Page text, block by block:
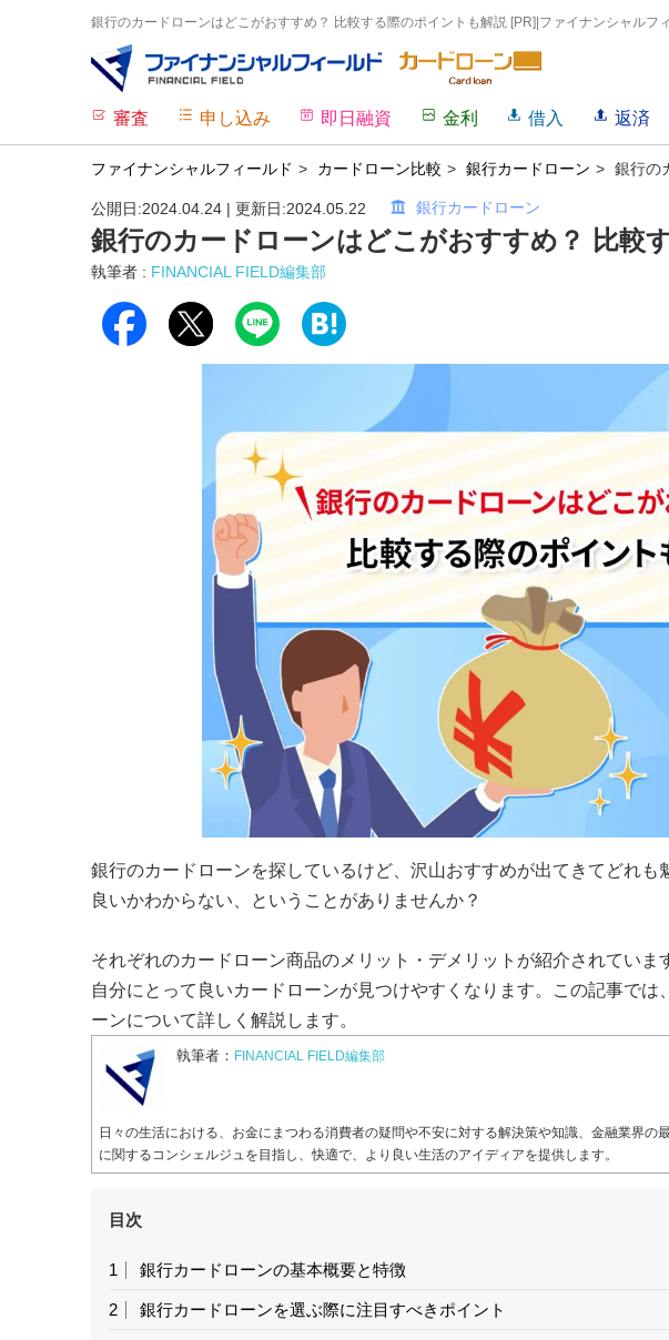
銀行のカードローンはどこがおすすめ？ 比較する際のポイントも解説 [PR]|ファイナンシャルフ
審査 申し込み 即日融資 金利 借入 返済
ファイナンシャルフィールド カードローン比較 銀行カードローン 銀行の
公開日:2024.04.24 | 更新日:2024.05.22 銀行カードローン
銀行のカードローンはどこがおすすめ？ 比較
執筆者 : FINANCIAL FIELD編集部
銀行のカードローンを探しているけど、沢山おすすめが出てきてどれも
良いかわからない、ということがありませんか？
それぞれのカードローン商品のメリット・デメリットが紹介されていま
自分にとって良いカードローンが見つけやすくなります。この記事で
ーンについて詳しく解説します。
執筆者： FINANCIAL FIELD編集部
日々の生活における、お金にまつわる消費者の疑問や不安に対する解決策や知識、金融業界の
に関するコンシェルジュを目指し、快適で、より良い生活のアイディアを提供します。
目次
1 銀行カードローンの基本概要と特徴
2 銀行カードローンを選ぶ際に注目すべきポイント